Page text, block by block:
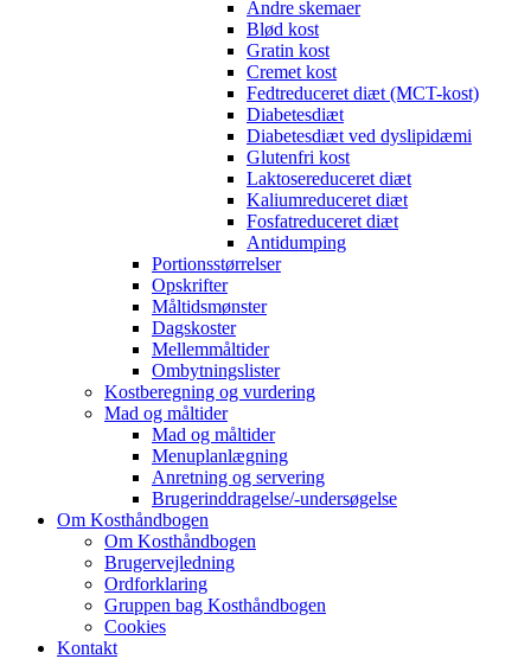
Andre skemaer
Blød kost
Gratin kost
Cremet kost
Fedtreduceret diæt (MCT-kost)
Diabetesdiæt
Diabetesdiæt ved dyslipidæmi
Glutenfri kost
Laktosereduceret diæt
Kaliumreduceret diæt
Fosfatreduceret diæt
Antidumping
Portionsstørrelser
Opskrifter
Måltidsmønster
Dagskoster
Mellemmåltider
Ombytningslister
Kostberegning og vurdering
Mad og måltider
Mad og måltider
Menuplanlægning
Anretning og servering
Brugerinddragelse/-undersøgelse
Om Kosthåndbogen
Om Kosthåndbogen
Brugervejledning
Ordforklaring
Gruppen bag Kosthåndbogen
Cookies
Kontakt